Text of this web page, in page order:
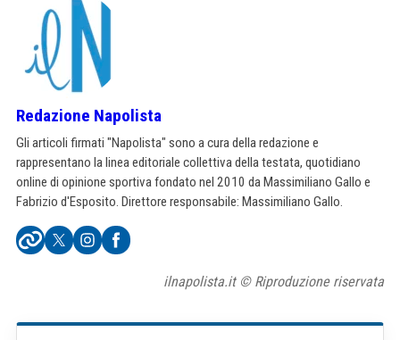
Redazione Napolista
Gli articoli firmati "Napolista" sono a cura della redazione e
rappresentano la linea editoriale collettiva della testata, quotidiano
online di opinione sportiva fondato nel 2010 da Massimiliano Gallo e
Fabrizio d'Esposito. Direttore responsabile: Massimiliano Gallo.
ilnapolista.it © Riproduzione riservata